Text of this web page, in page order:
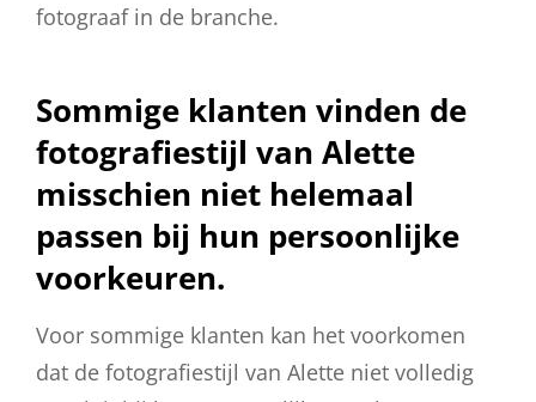
fotograaf in de branche.
Sommige klanten vinden de
fotografiestijl van Alette
misschien niet helemaal
passen bij hun persoonlijke
voorkeuren.
Voor sommige klanten kan het voorkomen
dat de fotografiestijl van Alette niet volledig